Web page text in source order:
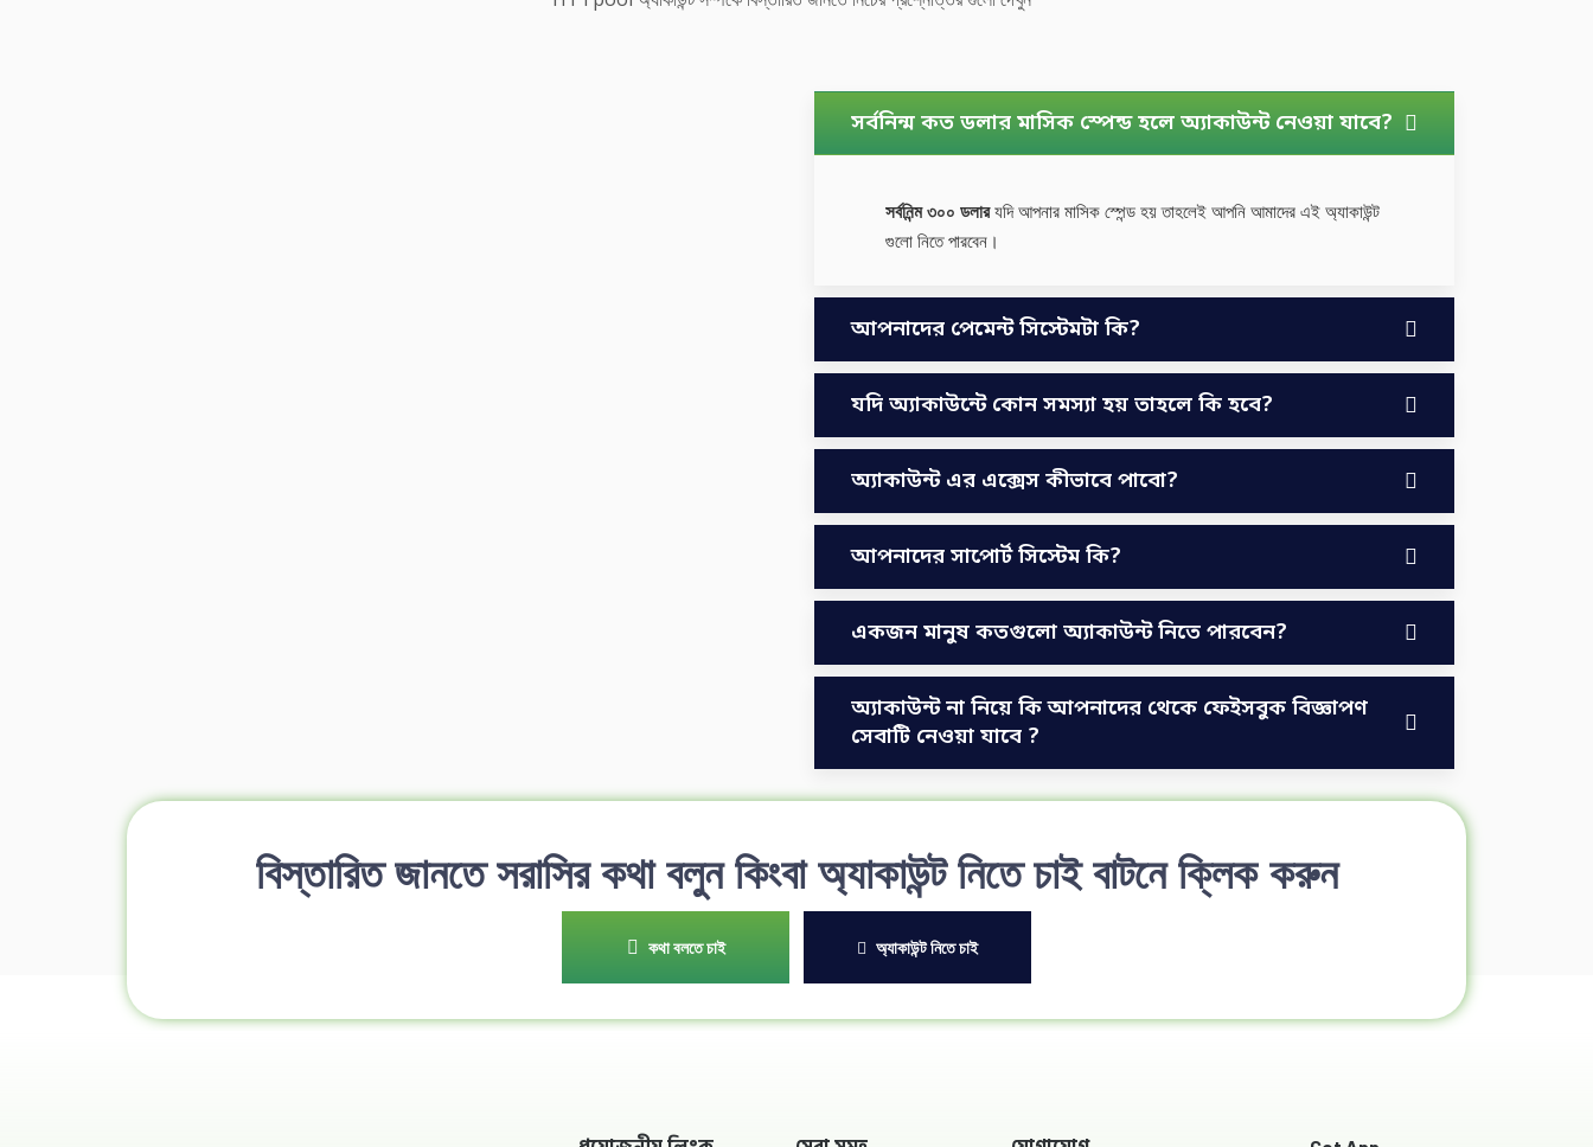
সর্বনিন্ম কত ডলার মাসিক স্পেন্ড হলে অ্যাকাউন্ট নেওয়া যাবে?
সর্বনিন্ম ৩০০ ডলারযদি আপনার মাসিক স্পেন্ড হয় তাহলেই আপনি আমাদের এই অ্যাকাউন্ট
গুলো নিতে পারবেন।
আপনাদের পেমেন্ট সিস্টেমটা কি?
যদি অ্যাকাউন্টে কোন সমস্যা হয় তাহলে কি হবে?
অ্যাকাউন্ট এর এক্সেস কীভাবে পাবো?
আপনাদের সাপোর্ট সিস্টেম কি?
একজন মানুষ কতগুলো অ্যাকাউন্ট নিতে পারবেন?
অ্যাকাউন্ট না নিয়ে কি আপনাদের থেকে ফেইসবুক বিজ্ঞাপণ
সেবাটি নেওয়া যাবে ?
বিস্তারিত জানতে সরাসির কথা বলুন কিংবা অ্যাকাউন্ট নিতে চাই বাটনে ক্লিক করুন
কথা বলতে চাই অ্যাকাউন্ট নিতে চাই